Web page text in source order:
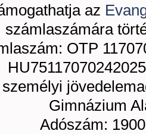
az
számlaszámára
OTP
Gimnázium
Adószám: